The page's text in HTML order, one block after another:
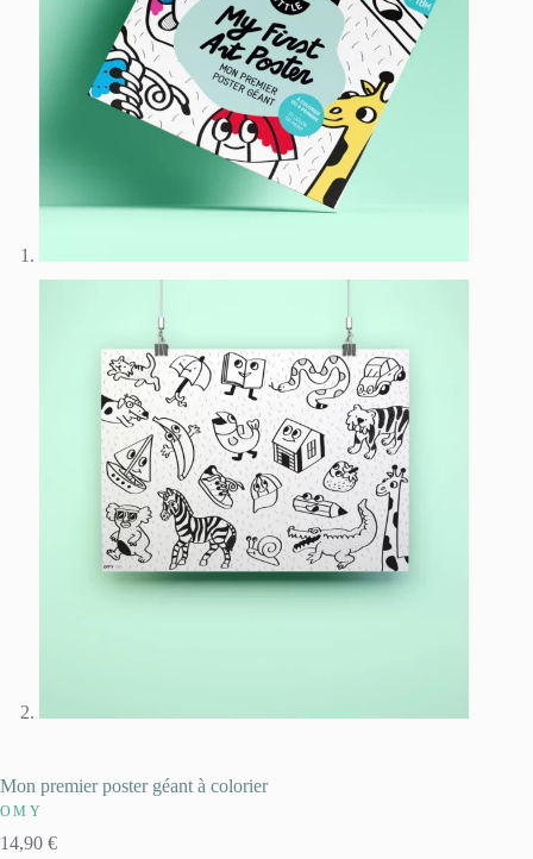
Mon premier poster géant à colorier
OMY
14,90 €